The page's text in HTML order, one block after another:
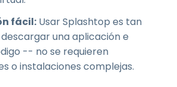
fácil: Usar Splashtop es tan
una aplicación e
-- no se requieren
o instalaciones complejas.